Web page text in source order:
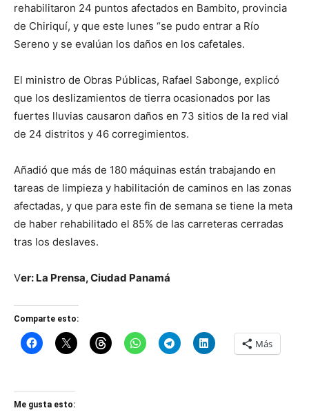
rehabilitaron 24 puntos afectados en Bambito, provincia
de Chiriquí, y que este lunes “se pudo entrar a Río
Sereno y se evalúan los daños en los cafetales.
El ministro de Obras Públicas, Rafael Sabonge, explicó
que los deslizamientos de tierra ocasionados por las
fuertes lluvias causaron daños en 73 sitios de la red vial
de 24 distritos y 46 corregimientos.
Añadió que más de 180 máquinas están trabajando en
tareas de limpieza y habilitación de caminos en las zonas
afectadas, y que para este fin de semana se tiene la meta
de haber rehabilitado el 85% de las carreteras cerradas
tras los deslaves.
Ver: La Prensa, Ciudad Panamá
Comparte esto:
Más
Me gusta esto: